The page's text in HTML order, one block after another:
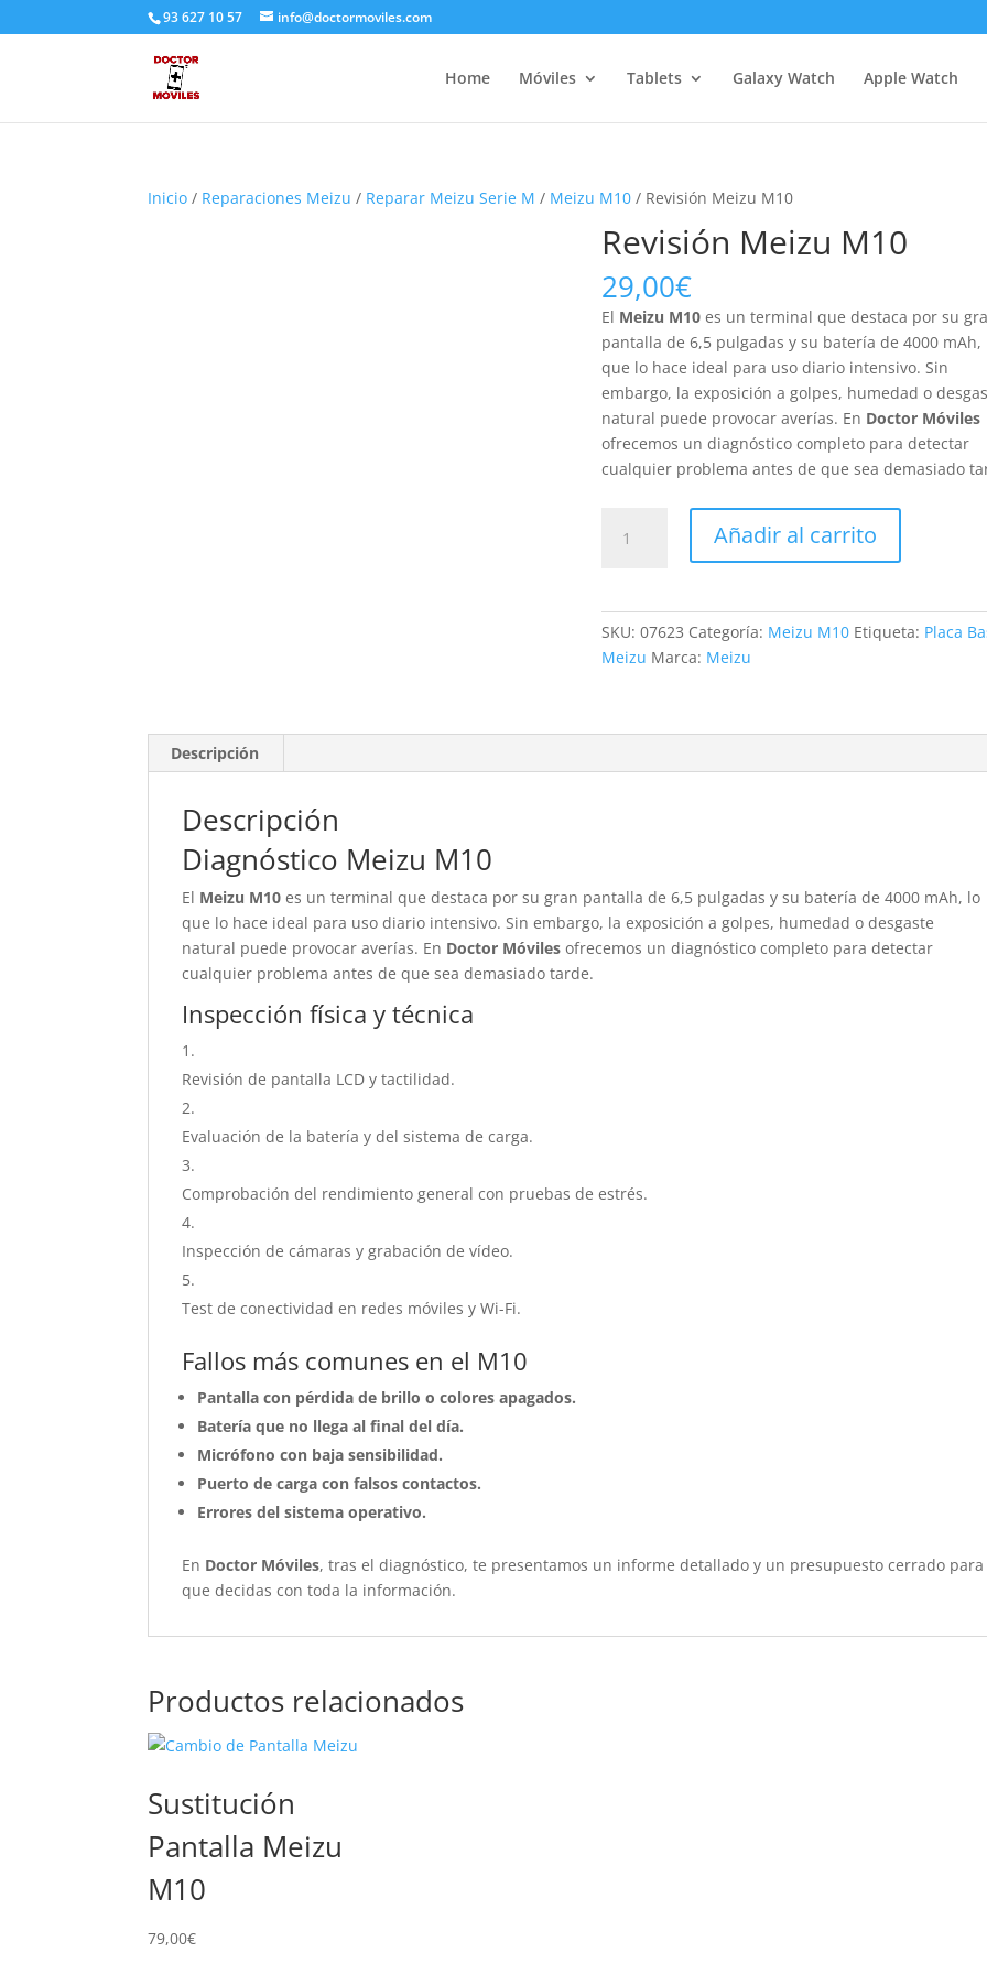
93 627 10 57 info@doctormoviles.com
Home Móviles Tablets Galaxy Watch Apple Watch
Inicio / Reparaciones Meizu / Reparar Meizu Serie M / Meizu M10 / Revisión Meizu M10
Revisión Meizu M10
29,00€
El Meizu M10 es un terminal que destaca por su
pantalla de 6,5 pulgadas y su batería de 4000 mAh,
que lo hace ideal para uso diario intensivo. Sin
embargo, la exposición a golpes, humedad o
natural puede provocar averías. En Doctor Móviles
ofrecemos un diagnóstico completo para detectar
cualquier problema antes de que sea demasiado
Meizu
Añadir al carrito
SKU:07623 Categoría: Meizu M10 Etiqueta: Placa
Meizu Marca: Meizu
Descripción
Descripción
Diagnóstico Meizu M10
El Meizu M10 es un terminal que destaca por su gran pantalla de 6,5 pulgadas y su batería de 4000 mAh, lo
que lo hace ideal para uso diario intensivo. Sin embargo, la exposición a golpes, humedad o desgaste
natural puede provocar averías. En Doctor Móviles ofrecemos un diagnóstico completo para detectar
cualquier problema antes de que sea demasiado tarde.
Inspección física y técnica
Revisión de pantalla LCD y tactilidad.
Evaluación de la batería y del sistema de carga.
Comprobación del rendimiento general con pruebas de estrés.
Inspección de cámaras y grabación de vídeo.
Test de conectividad en redes móviles y Wi-Fi.
Fallos más comunes en el M10
Pantalla con pérdida de brillo o colores apagados.
Batería que no llega al final del día.
Micrófono con baja sensibilidad.
Puerto de carga con falsos contactos.
Errores del sistema operativo.
En Doctor Móviles, tras el diagnóstico, te presentamos un informe detallado y un presupuesto cerrado para
que decidas con toda la información.
Productos relacionados
Sustitución
Pantalla Meizu
M10
79,00€